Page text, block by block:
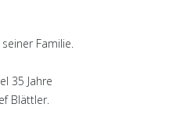
Familie.
35 Jahre
Blättler.